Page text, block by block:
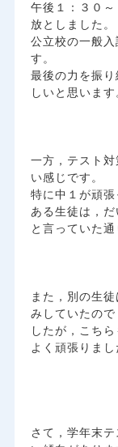
午後１：３０
放としました。
公立校の一般
す。
最後の力を振
しいと思います
一方，テスト
い感じです。
特に中１が頑張
ある生徒は，
と言っていた
また，別の生
みしていたの
したが，こち
よく頑張りまし
さて，学年末